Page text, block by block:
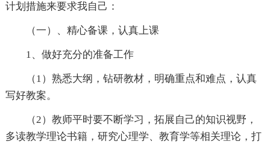
计划措施来要求我自己：
（一）、精心备课，认真上课
1、做好充分的准备工作
（1）熟悉大纲，钻研教材，明确重点和难点，认真
写好教案。
（2）教师平时要不断学习，拓展自己的知识视野，
多读教学理论书籍，研究心理学、教育学等相关理论，打